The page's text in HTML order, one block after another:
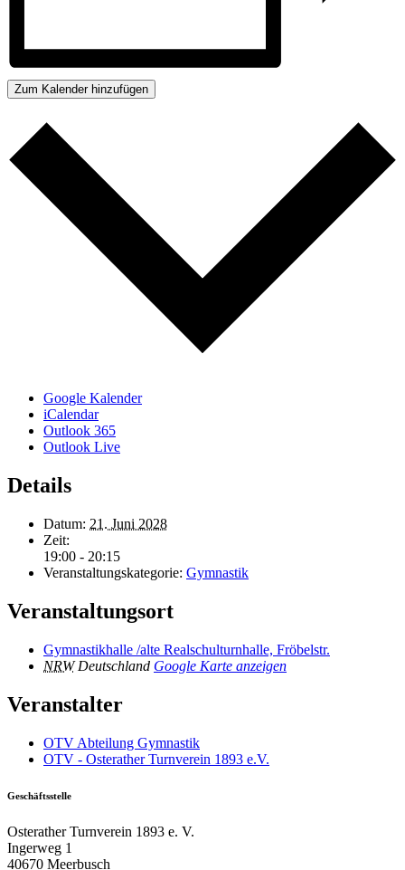
Zum Kalender hinzufügen
Google Kalender
iCalendar
Outlook 365
Outlook Live
Details
Datum: 21. Juni 2028
Zeit:
19:00 - 20:15
Veranstaltungskategorie: Gymnastik
Veranstaltungsort
Gymnastikhalle /alte Realschulturnhalle, Fröbelstr.
NRW Deutschland Google Karte anzeigen
Veranstalter
OTV Abteilung Gymnastik
OTV - Osterather Turnverein 1893 e.V.
Geschäftsstelle
Osterather Turnverein 1893 e. V.
Ingerweg 1
40670 Meerbusch